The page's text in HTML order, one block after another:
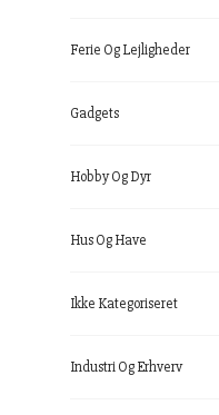
Ferie Og Lejligheder
Gadgets
Hobby Og Dyr
Hus Og Have
Ikke Kategoriseret
Industri Og Erhverv